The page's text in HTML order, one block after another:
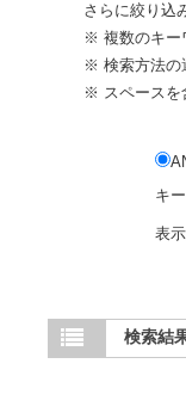
さらに絞り込
※ 複数のキー
※ 検索方法の
※ スペースを
キ
表
検索結